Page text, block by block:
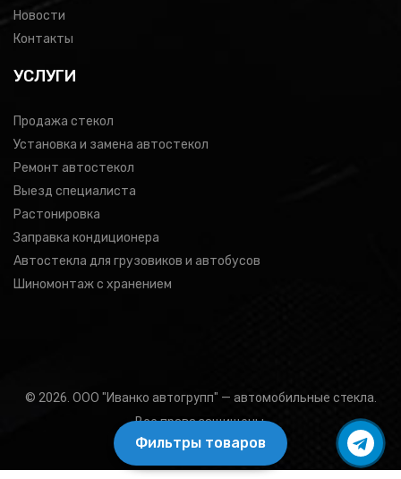
Подбор товара
Фильтры товаров
Новости
Контакты
УСЛУГИ
Продажа стекол
Установка и замена автостекол
Ремонт автостекол
Выезд специалиста
Растонировка
Заправка кондиционера
Автостекла для грузовиков и автобусов
Шиномонтаж с хранением
© 2026. ООО "Иванко автогрупп" — автомобильные стекла.
Все права защищены.